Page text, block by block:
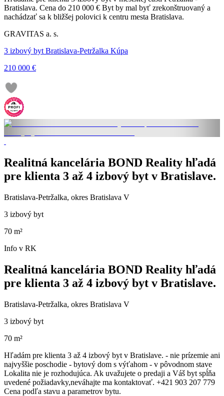
Bratislava. Cena do 210 000 € Byt by mal byť zrekonštruovaný a
nachádzať sa k bližšej polovici k centru mesta Bratislava.
GRAVITAS a. s.
3 izbový byt Bratislava-Petržalka Kúpa
210 000 €
Realitná kancelária BOND Reality hľadá
pre klienta 3 až 4 izbový byt v Bratislave.
Bratislava-Petržalka, okres Bratislava V
3 izbový byt
70 m²
Info v RK
Realitná kancelária BOND Reality hľadá
pre klienta 3 až 4 izbový byt v Bratislave.
Bratislava-Petržalka, okres Bratislava V
3 izbový byt
70 m²
Hľadám pre klienta 3 až 4 izbový byt v Bratislave. - nie prízemie ani
najvyššie poschodie - bytový dom s výťahom - v pôvodnom stave
Lokalita nie je rozhodujúca. Ak uvažujete o predaji a Váš byt spĺňa
uvedené požiadavky,neváhajte ma kontaktovať. +421 903 207 779
Cena podľa stavu a parametrov bytu.